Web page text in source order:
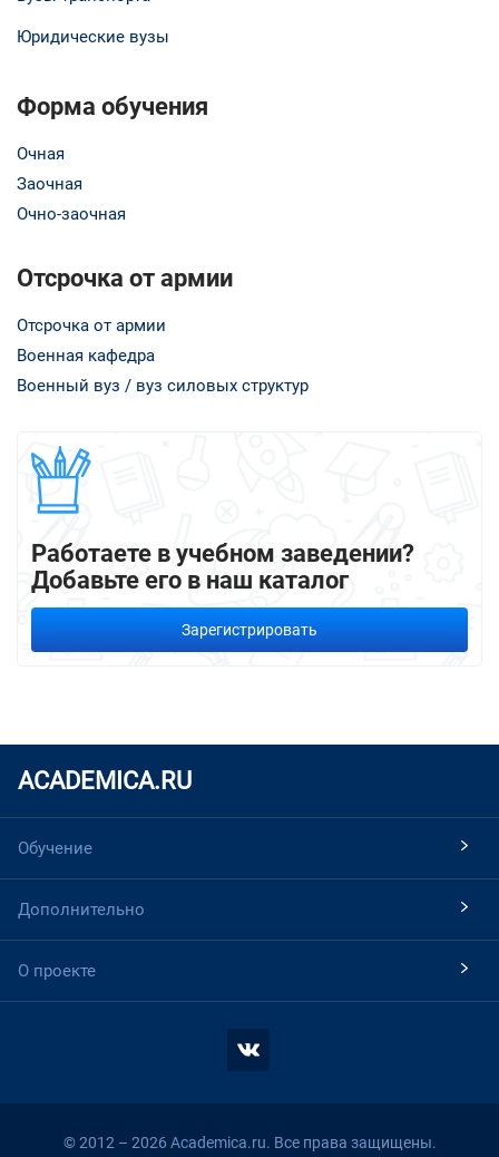
Юридические вузы
Форма обучения
Очная
Заочная
Очно-заочная
Отсрочка от армии
Отсрочка от армии
Военная кафедра
Военный вуз / вуз силовых структур
Работаете в учебном заведении?
Добавьте его в наш каталог
Зарегистрировать
ACADEMICA.RU
Обучение
Дополнительно
О проекте
© 2012 – 2026 Academica.ru. Все права защищены.